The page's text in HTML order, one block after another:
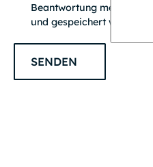
Beantwortung meiner
und gespeichert werden.
SENDEN